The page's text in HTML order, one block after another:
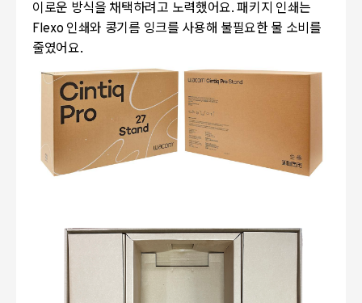
이로운 방식을 채택하려고 노력했어요. 패키지 인쇄는
Flexo 인쇄와 콩기름 잉크를 사용해 불필요한 물 소비를
줄였어요.